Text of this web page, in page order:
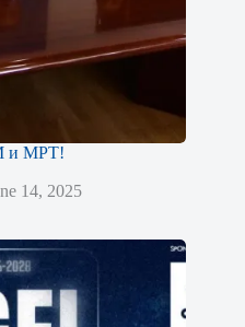
и МРТ!
14, 2025